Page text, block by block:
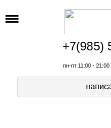
+7(985)
пн-пт 11:00 - 21:00